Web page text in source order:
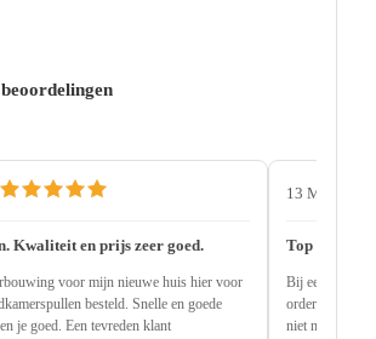
Kwaliteit en prijs zeer goed.
voor mijn nieuwe huis hier voor
besteld. Snelle en goede
je goed. Een tevreden klant
13 May 2026
Top service
Bij een andere
order
niet nodig 2